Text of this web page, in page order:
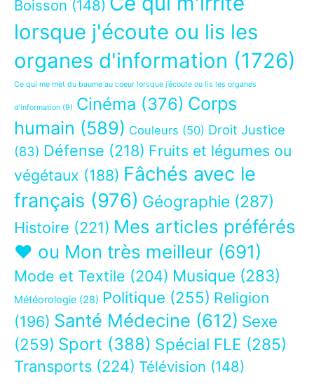
Boisson (148)
lorsque j'écoute ou lis les
organes d'information (1726)
Ce qui me met du baume au coeur lorsque j’écoute ou lis les organes
d’information (9) Cinéma (376) Corps
humain (589) Couleurs (50) Droit Justice
(83) Défense (218) Fruits et légumes ou
végétaux (188) Fâchés avec le
français (976) Géographie (287)
Histoire (221) Mes articles préférés
❤ ou Mon très meilleur (691)
Mode et Textile (204) Musique (283)
Météorologie (28) Politique (255) Religion
(196) Santé Médecine (612) Sexe
(259) Sport (388) Spécial FLE (285)
Transports (224) Télévision (148)